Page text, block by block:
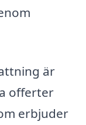
är
offerter
erbjuder